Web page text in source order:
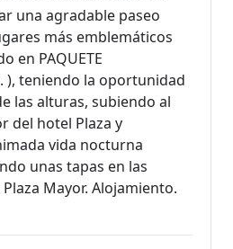
una agradable paseo
más emblemáticos
en PAQUETE
I. ), teniendo la oportunidad
las alturas, subiendo al
del hotel Plaza y
vida nocturna
unas tapas en las
Mayor. Alojamiento.